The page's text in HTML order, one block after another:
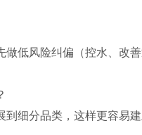
低风险纠偏（控水、改善
细分品类，这样更容易